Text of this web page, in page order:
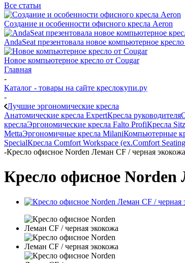
Все статьи
Создание и особенности офисного кресла Aeron
AndaSeat презентовала новое компьютерное
Новое компьютерное кресло от Cougar
Главная
-
Каталог - товары на сайте креслокупи.ру
-
Лучшие эргономические кресла
Анатомические кресла ExpertКресла руководителя
креслаЭргономические кресла Falto ProfiКресла
MettaЭргономичные кресла MilaniКомпьютерные
SpecialКресла Comfort Workspace (ex.Comfort
-Кресло офисное Norden Леман CF / черная экокожа
Кресло офисное